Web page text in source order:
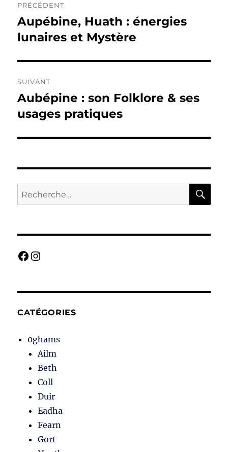
de
l’article
PRÉCÉDENT
Publication
précédente :
Aupébine, Huath : énergies
lunaires et Mystère
SUIVANT
Publication
suivante :
Aubépine : son Folklore & ses
usages pratiques
Recherche
pour :
Facebook
Instagram
CATÉGORIES
0ghams
Ailm
Beth
Coll
Duir
Eadha
Fearn
Gort